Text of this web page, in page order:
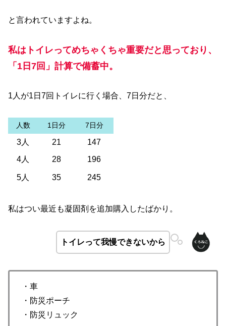
と言われていますよね。
私はトイレってめちゃくちゃ重要だと思っており、
「1日7回」計算で備蓄中。
1人が1日7回トイレに行く場合、7日分だと、
人数 1日分 7日分
3人 21
147
4人
28 196
5人 35 245
私はつい最近も凝固剤を追加購入したばかり。
トイレって我慢できないから
・車
・防災ポーチ
・防災リュック